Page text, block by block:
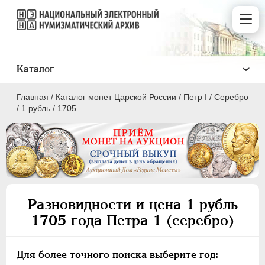
Главная / Каталог монет Царской России / Пeтр I / Серебро
/ 1 рубль / 1705
Разновидности и цена 1 рубль
1705 года Петра 1 (серебро)
Для более точного поиска выберите год:
Каталог
ПEТР I 1699 - 1725
Серебро
Полтина